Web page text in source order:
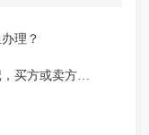
理？